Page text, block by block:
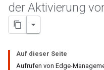
der Aktivierung
Auf dieser Seite
Aufrufen von Edge-